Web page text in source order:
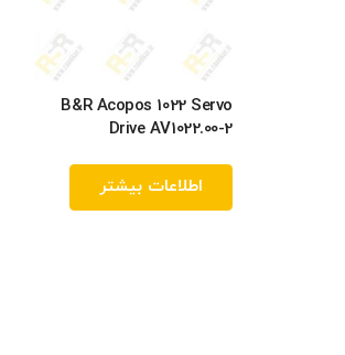
B&R Acopos 1022 Servo
Drive AV1022.00-2
اطلاعات بیشتر